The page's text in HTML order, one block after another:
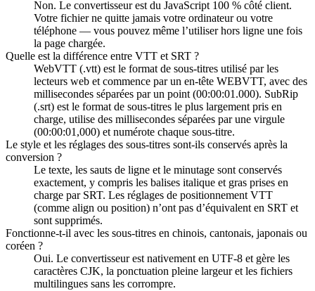
Non. Le convertisseur est du JavaScript 100 % côté client.
Votre fichier ne quitte jamais votre ordinateur ou votre
téléphone — vous pouvez même l’utiliser hors ligne une fois
la page chargée.
Quelle est la différence entre VTT et SRT ?
WebVTT (.vtt) est le format de sous-titres utilisé par les
lecteurs web et commence par un en-tête WEBVTT, avec des
millisecondes séparées par un point (00:00:01.000). SubRip
(.srt) est le format de sous-titres le plus largement pris en
charge, utilise des millisecondes séparées par une virgule
(00:00:01,000) et numérote chaque sous-titre.
Le style et les réglages des sous-titres sont-ils conservés après la
conversion ?
Le texte, les sauts de ligne et le minutage sont conservés
exactement, y compris les balises italique et gras prises en
charge par SRT. Les réglages de positionnement VTT
(comme align ou position) n’ont pas d’équivalent en SRT et
sont supprimés.
Fonctionne-t-il avec les sous-titres en chinois, cantonais, japonais ou
coréen ?
Oui. Le convertisseur est nativement en UTF-8 et gère les
caractères CJK, la ponctuation pleine largeur et les fichiers
multilingues sans les corrompre.